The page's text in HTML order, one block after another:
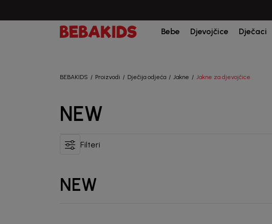
Bebe Djevojčice Dječaci
BEBAKIDS Proizvodi Dječija odjeća Jakne Jakne za djevojčice
NEW
Filteri
NEW